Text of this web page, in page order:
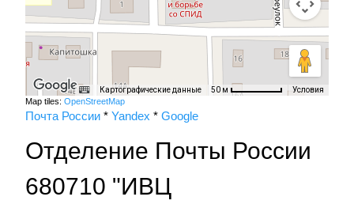
Картографические данные 50 м Условия
Map tiles: OpenStreetMap
Почта России * Yandex * Google
Отделение Почты России
680710 "ИВЦ